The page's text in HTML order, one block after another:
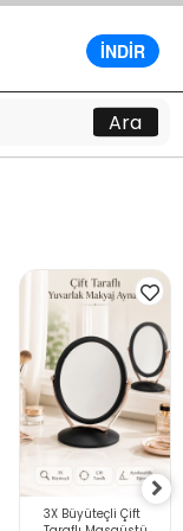
İNDİR0
Ara
3X Büyüteçli Çift